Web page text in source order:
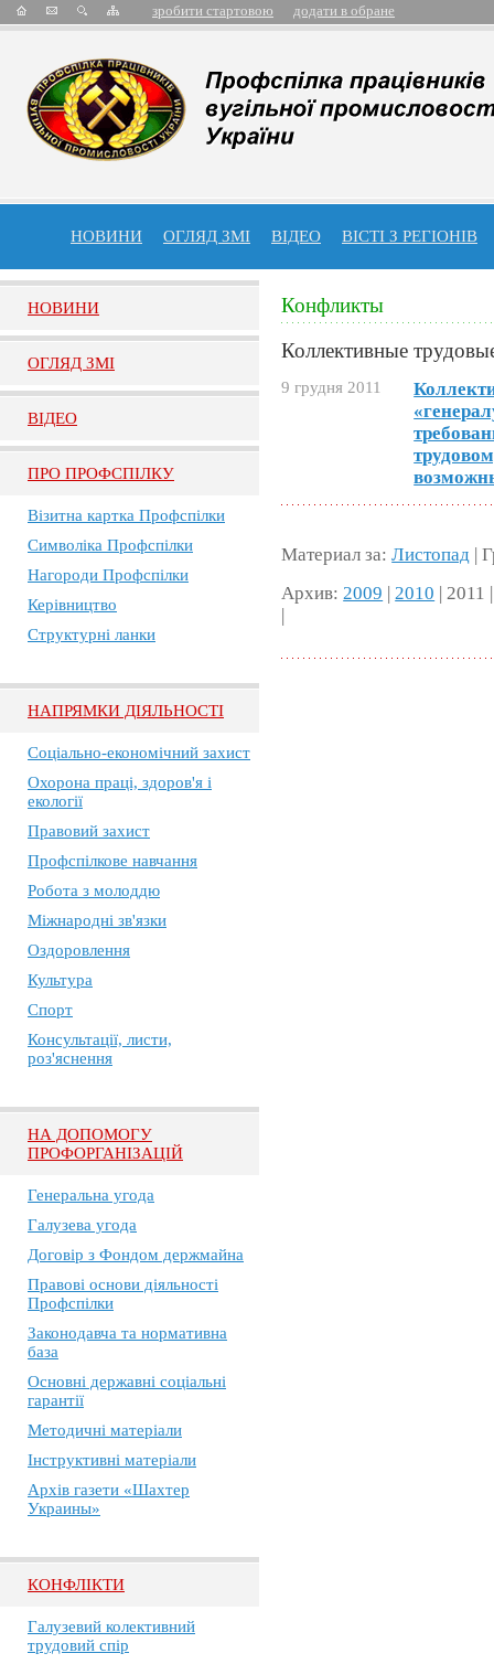
зробити стартовою додати в обране
НОВИНИ ОГЛЯД ЗМІ ВІДЕО ВІСТІ З РЕГІОНІВ
НОВИНИ
ОГЛЯД ЗМI
ВIДЕО
ПРО ПРОФСПIЛКУ
Візитна картка Профспілки
Символіка Профспілки
Нагороди Профспілки
Керівництво
Структурні ланки
НАПРЯМКИ ДІЯЛЬНОСТІ
Соціально-економічний захист
Охорона праці, здоров'я і
екології
Правовий захист
Профспілкове навчання
Робота з молоддю
Міжнародні зв'язки
Оздоровлення
Культура
Спорт
Консультації, листи,
роз'яснення
НА ДОПОМОГУ
ПРОФОРГАНІЗАЦІЙ
Генеральна угода
Галузева угода
Договір з Фондом держмайна
Правові основи діяльності
Профспілки
Законодавча та нормативна
база
Основні державні соціальні
гарантії
Методичні матеріали
Інструктивні матеріали
Архів газети «Шахтер
Украины»
КОНФЛІКТИ
Галузевий колективний
трудовий спір
Конфликты
Коллективные
9 грудня 2011
Материал за:Листопад |
Архив: 2009 | 2010 | 2011
|